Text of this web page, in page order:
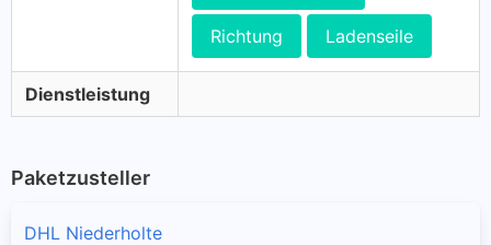
Richtung Ladenseile
Dienstleistung
Paketzusteller
DHL Niederholte